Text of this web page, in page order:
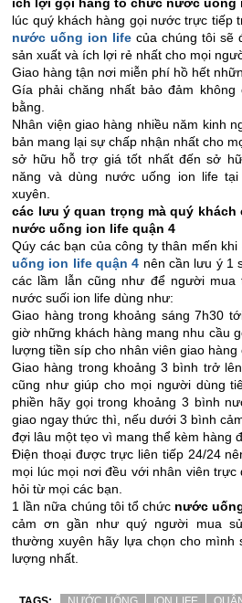
ích lợi gọi hàng tổ chức nước uống
lúc quý khách hàng gọi nước trực tiếp
nước uống ion life của chúng tôi sẽ
sản xuất và ích lợi rẻ nhất cho mọi
Giao hàng tận nơi miễn phí hồ hết
Gía phải chăng nhất bảo đảm
bằng.
Nhân viện giao hàng nhiều năm kinh
bản mang lại sự chấp nhận nhất cho
sở hữu hỗ trợ giá tốt nhất đến sở
năng và dùng nước uống ion life
xuyên.
các lưu ý quan trọng mà quý
nước uống ion life quận 4
Qúy các bạn của công ty thân mến
uống ion life quận 4 nên cần lưu ý 1
các lầm lẫn cũng như để người
nước suối ion life dùng như:
Giao hàng trong khoảng sáng 7h30
giờ những khách hàng mang nhu cầu
lượng tiền síp cho nhân viên giao hàng
Giao hàng trong khoảng 3 bình trở
cũng như giúp cho mọi người dùng
phiền hãy gọi trong khoảng 3 bình
giao ngay thức thì, nếu dưới 3 bình
đợi lâu một tẹo vì mang thể kèm hàng
Điện thoại được trực liên tiếp 24/24
mọi lúc mọi nơi đều với nhân viên trực
hỏi từ mọi các bạn.
1 lần nữa chúng tôi tổ chức nước
cảm ơn gần như quý người mua
thường xuyên hãy lựa chọn cho mình
lượng nhất.